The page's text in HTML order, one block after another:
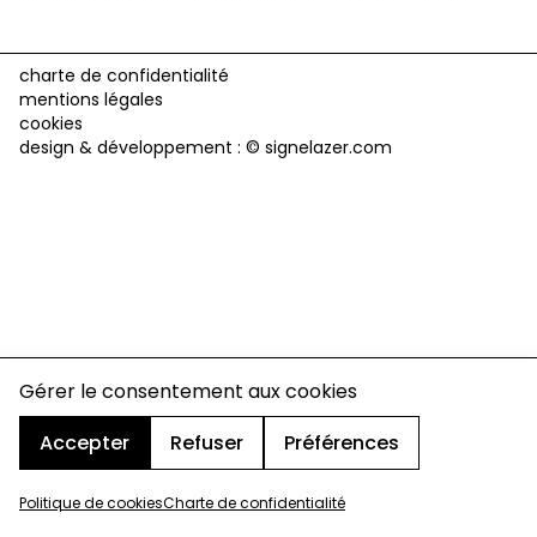
Gérer le consentement aux cookies
Accepter
Refuser Préférences
Politique de cookiesCharte de confidentialité
charte de confidentialité
mentions légales
cookies
design & développement : © signelazer.com